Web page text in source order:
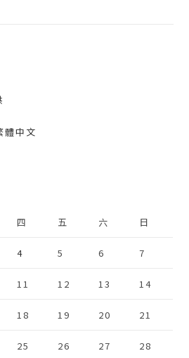
中文
四 五 六 日
4 5 6 7
11 12 13 14
18 19 20 21
25 26 27 28